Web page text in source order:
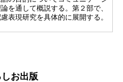
を通して概説する。第２部で、
表現研究を具体的に展開する。
しお出版